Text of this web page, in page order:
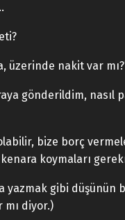
üzerinde nakit var
gönderildim, nasıl
bize borç
koymaları
yazmak gibi düşünün
mı diyor.)